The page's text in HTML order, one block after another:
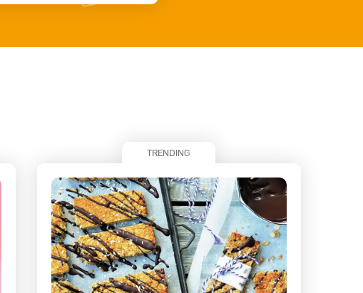
TRENDING